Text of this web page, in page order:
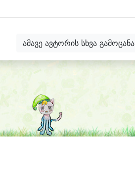
ამავე ავტორის სხვა გამოცანა